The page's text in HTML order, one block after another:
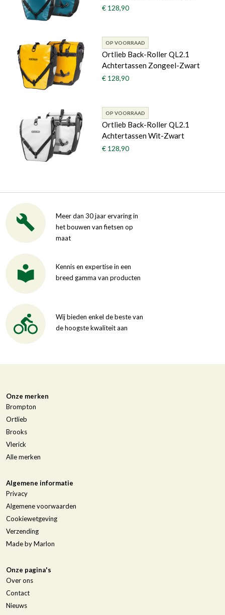
€ 128,90
OP VOORRAAD
Ortlieb Back-Roller QL2.1
Achtertassen Zongeel-Zwart
€ 128,90
OP VOORRAAD
Ortlieb Back-Roller QL2.1
Achtertassen Wit-Zwart
€ 128,90
Meer dan 30 jaar ervaring in
het bouwen van fietsen op
maat
Kennis en expertise in een
breed gamma van producten
Wij bieden enkel de beste van
de hoogste kwaliteit aan
Onze merken
Brompton
Ortlieb
Brooks
Vlerick
Alle merken
Algemene informatie
Privacy
Algemene voorwaarden
Cookiewetgeving
Verzending
Made by Marlon
Onze pagina's
Over ons
Contact
Nieuws